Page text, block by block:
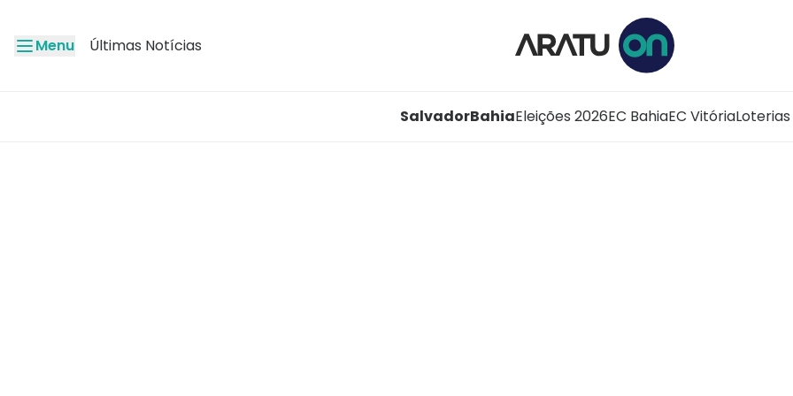
Menu Últimas Notícias
SalvadorBahiaEleições 2026EC BahiaEC VitóriaLoterias